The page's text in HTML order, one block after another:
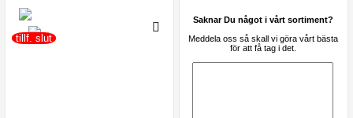
tillf. slut
Saknar Du något i vårt sortiment?
Meddela oss så skall vi göra vårt bästa
för att få tag i det.